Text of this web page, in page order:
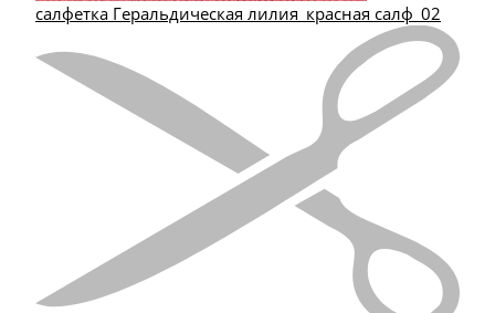
салфетка Геральдическая лилия_красная салф_02